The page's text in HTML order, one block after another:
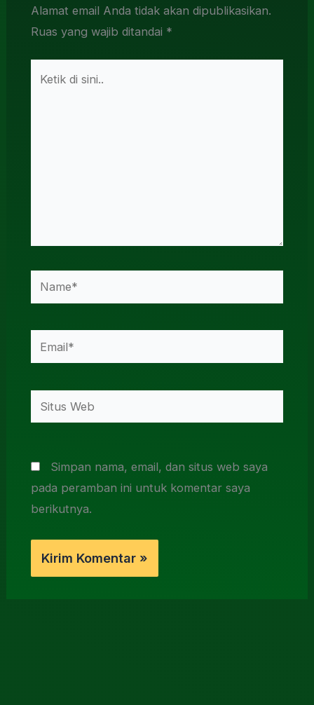
Alamat email Anda tidak akan dipublikasikan.
Ruas yang wajib ditandai *
Name*
Email*
Situs
Web
Simpan nama, email, dan situs web saya
pada peramban ini untuk komentar saya
berikutnya.